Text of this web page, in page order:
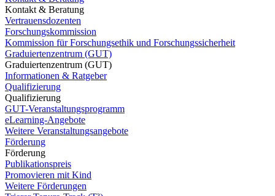
Kontakt & Beratung
Vertrauensdozenten
Forschungskommission
Kommission für Forschungsethik und Forschungssicherheit
Graduiertenzentrum (GUT)
Graduiertenzentrum (GUT)
Informationen & Ratgeber
Qualifizierung
Qualifizierung
GUT-Veranstaltungsprogramm
eLearning-Angebote
Weitere Veranstaltungsangebote
Förderung
Förderung
Publikationspreis
Promovieren mit Kind
Weitere Förderungen